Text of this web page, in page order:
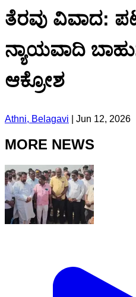
ತೆರವು ವಿವಾದ:
ನ್ಯಾಯವಾದಿ
ಆಕ್ರೋಶ
Athni, Belagavi Jun 12, 2026
MORE NEWS